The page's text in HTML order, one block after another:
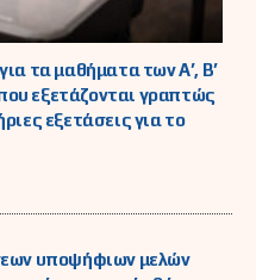
τα μαθήματα των Α’, Β’
εξετάζονται γραπτώς
εξετάσεις για το
υποψήφιων μελών